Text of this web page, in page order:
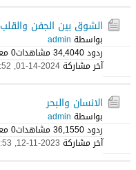
الشوق بين الجفن والقلب
بواسطة admin
ردود 0 34,404 مشاهدات
0 معجبون
آخر مشاركة01-14-2024, 02:52 AM
الانسان والبحر
بواسطة admin
ردود 0 36,155 مشاهدات
0 معجبون
آخر مشاركة 12-11-2023, 12:53 AM